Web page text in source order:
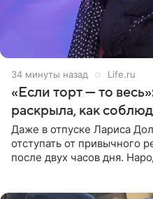
34 минуты назад Life.ru
«Если торт — то
раскрыла, как
Даже в отпуске Лариса
отступать от привычного
после двух часов дня.